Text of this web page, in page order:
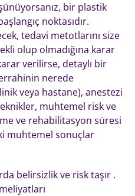
bir plastik
noktasıdır.
tedavi metotlarını size
olup olmadığına karar
verilirse, detaylı bir
nerede
veya hastane), anestezi
muhtemel risk ve
ve rehabilitasyon süresi
muhtemel sonuçlar
belirsizlik ve risk taşır .